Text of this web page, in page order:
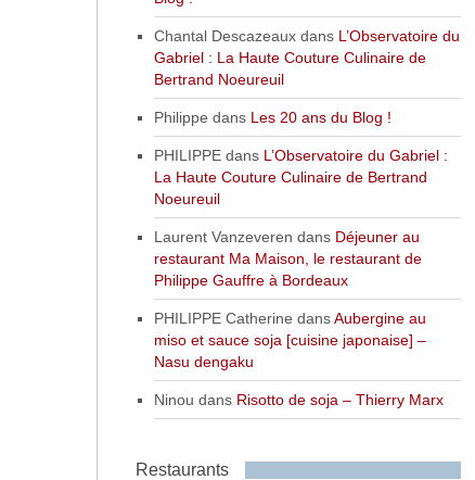
Chantal Descazeauxdans L’Observatoire du
Gabriel : La Haute Couture Culinaire de
Bertrand Noeureuil
Philippe dans Les 20 ans du Blog !
PHILIPPEdans L’Observatoire du Gabriel :
La Haute Couture Culinaire de Bertrand
Noeureuil
Laurent Vanzeveren dans Déjeuner au
restaurant Ma Maison, le restaurant de
Philippe Gauffre à Bordeaux
PHILIPPE Catherine dansAubergine au
miso et sauce soja [cuisine japonaise] –
Nasu dengaku
Ninou dans Risotto de soja – Thierry Marx
Restaurants